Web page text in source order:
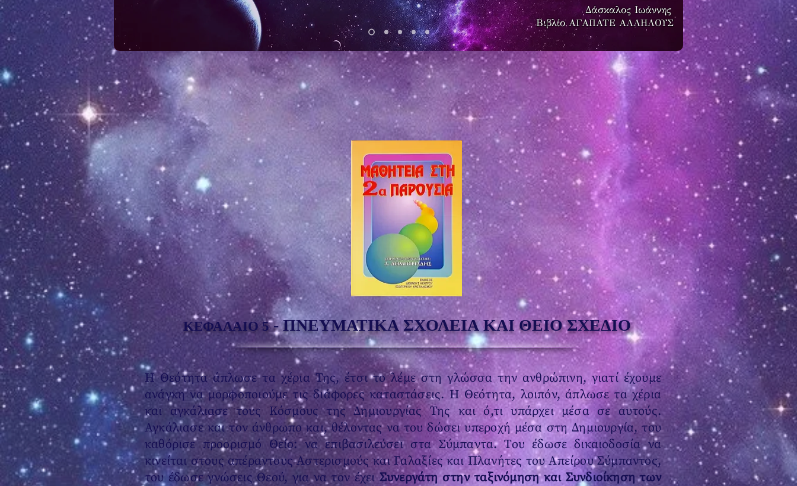
Δάσκαλος Ιωάννης
ΒιβλίοΑΓΑΠΑΤΕ ΑΛΛΗΛΟΥΣ
ΚΕΦΑΛΑΙΟ 5-ΠΝΕΥΜΑΤΙΚΑ ΣΧΟΛΕΙΑ ΚΑΙ ΘΕΙΟ ΣΧΕΔΙΟ
Η Θεότητα άπλωσε τα χέρια Της, έτσι το λέμε στη γλώσσα την ανθρώπινη, γιατί έχουμε
ανάγκη να μορφοποιούμε τις διάφορες καταστάσεις. Η Θεότητα, λοιπόν, άπλωσε τα χέρια
και αγκάλιασε τους Κόσμους της Δημιουργίας Της και ό,τι υπάρχει μέσα σε αυτούς.
Αγκάλιασε και τον άνθρωπο και, θέλοντας να του δώσει υπεροχή μέσα στη Δημιουργία, του
καθόρισε προορισμό Θείο: να επιβασιλεύσει στα Σύμπαντα. Του έδωσε δικαιοδοσία να
κινείται στους απέραντους Αστερισμούς και Γαλαξίες και Πλανήτες του Απείρου Σύμπαντος,
του έδωσε γνώσεις Θεού, για να τον έχειΣυνεργάτη στην ταξινόμηση και Συνδιοίκηση των